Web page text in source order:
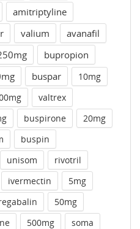
amitriptyline
valium
avanafil
bupropion
buspar
10mg
valtrex
buspirone
20mg
buspin
unisom
rivotril
ivermectin
5mg
50mg
500mg
soma